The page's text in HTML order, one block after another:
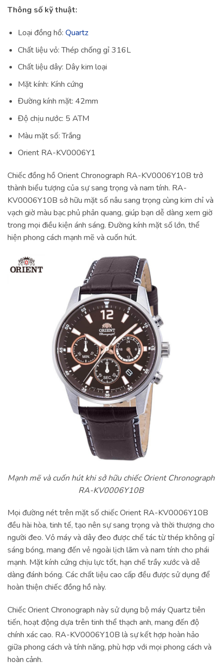
Thông số kỹ thuật:
Loại đồng hồ: Quartz
Chất liệu vỏ: Thép chống gỉ 316L
Chất liệu dây: Dây kim loại
Mặt kính: Kính cứng
Đường kính mặt: 42mm
Độ chịu nước: 5 ATM
Màu mặt số: Trắng
Orient RA-KV0006Y1
Chiếc đồng hồ Orient Chronograph RA-KV0006Y10B trở
thành biểu tượng của sự sang trọng và nam tính. RA-
KV0006Y10B sở hữu mặt số nâu sang trọng cùng kim chỉ và
vạch giờ màu bạc phủ phản quang, giúp bạn dễ dàng xem giờ
trong mọi điều kiện ánh sáng. Đường kính mặt số lớn, thể
hiện phong cách mạnh mẽ và cuốn hút.
Mạnh mẽ và cuốn hút khi sở hữu chiếc Orient Chronograph
RA-KV0006Y10B
Mọi đường nét trên mặt số chiếc Orient RA-KV0006Y10B
đều hài hòa, tinh tế, tạo nên sự sang trọng và thời thượng cho
người đeo. Vỏ máy và dây đeo được chế tác từ thép không gỉ
sáng bóng, mang đến vẻ ngoài lịch lãm và nam tính cho phái
mạnh. Mặt kính cứng chịu lực tốt, hạn chế trầy xước và dễ
dàng đánh bóng. Các chất liệu cao cấp đều được sử dụng để
hoàn thiện chiếc đồng hồ này.
Chiếc Orient Chronograph này sử dụng bộ máy Quartz tiên
tiến, hoạt động dựa trên tinh thể thạch anh, mang đến độ
chính xác cao. RA-KV0006Y10B là sự kết hợp hoàn hảo
giữa phong cách và tính năng, phù hợp với mọi phong cách và
hoàn cảnh.